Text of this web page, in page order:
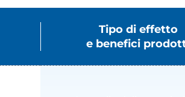
Tipo di effetto
e benefici